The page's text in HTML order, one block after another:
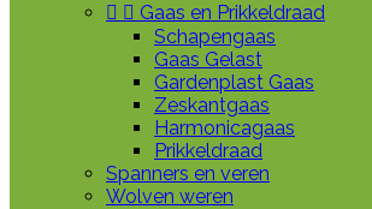
  Gaas en Prikkeldraad
Schapengaas
Gaas Gelast
Gardenplast Gaas
Zeskantgaas
Harmonicagaas
Prikkeldraad
Spanners en veren
Wolven weren